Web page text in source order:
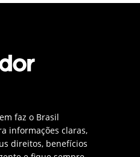
faz o Brasil
informações claras,
direitos, benefícios